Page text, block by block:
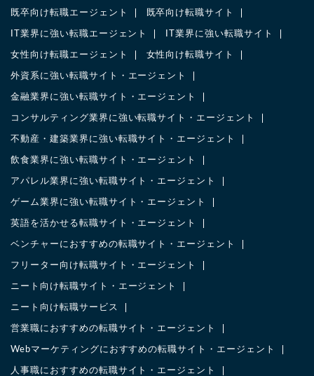
既卒向け転職エージェント 既卒向け転職サイト
IT業界に強い転職エージェント IT業界に強い転職サイト
女性向け転職エージェント 女性向け転職サイト
外資系に強い転職サイト・エージェント
金融業界に強い転職サイト・エージェント
コンサルティング業界に強い転職サイト・エージェント
不動産・建築業界に強い転職サイト・エージェント
飲食業界に強い転職サイト・エージェント
アパレル業界に強い転職サイト・エージェント
ゲーム業界に強い転職サイト・エージェント
英語を活かせる転職サイト・エージェント
ベンチャーにおすすめの転職サイト・エージェント
フリーター向け転職サイト・エージェント
ニート向け転職サイト・エージェント
ニート向け転職サービス
営業職におすすめの転職サイト・エージェント
Webマーケティングにおすすめの転職サイト・エージェント
人事職におすすめの転職サイト・エージェント